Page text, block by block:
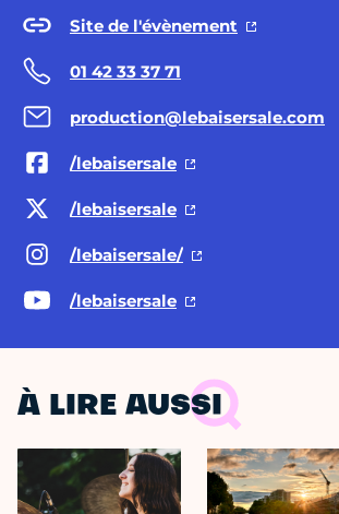
Site de l'évènement
01 42 33 37 71
production@lebaisersale.com
/lebaisersale
/lebaisersale
/lebaisersale/
/lebaisersale
À LIRE AUSSI